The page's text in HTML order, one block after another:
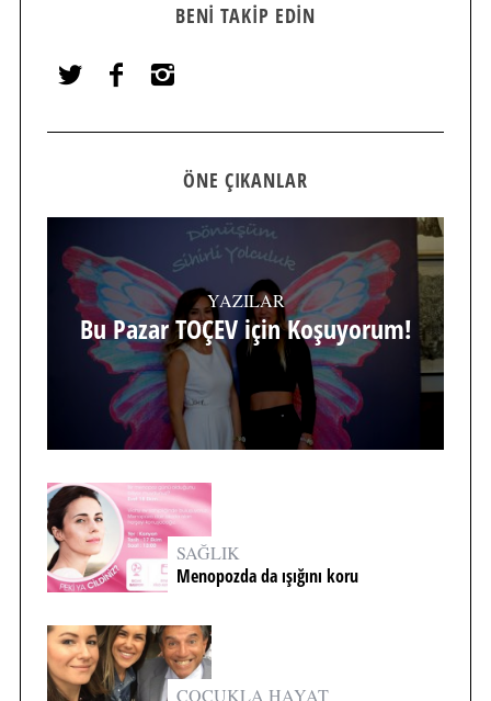
BENI TAKIP EDIN
ÖNE ÇIKANLAR
YAZILAR
Bu Pazar TOÇEV için Koşuyorum!
SAĞLIK
Menopozda da ışığını koru
ÇOCUKLA HAYAT